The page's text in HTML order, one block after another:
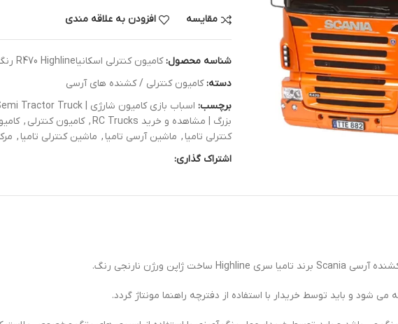
مقایسه افزودن به علاقه مندی
شناسه محصول:کامیون کنترلی اسکانیاR470 Highline رنگ نارنجی
دسته: کامیون کنترلی / کشنده های آرسی
برچسب: اسباب بازی کامیون شارژی | RC Semi Tractor Truck
بزرگ | مشاهده و خرید RC Trucks
, کامیون کنترلی ,
کنترلی تامیا , ماشین آرسی تامیا , ماشین کنترلی تامیا ,
اشتراک گذاری: